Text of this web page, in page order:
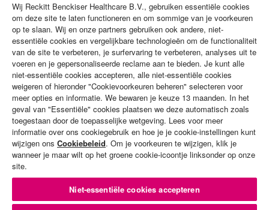
PRODUCTEN
DEMO'S
ALGEMENE VOORWAARDEN
PRIVACYBELEID
COOKIES-BELEID
SITEMAP
Wij Reckitt Benckiser Healthcare B.V., gebruiken essentiële cookies
om deze site te laten functioneren en om sommige van je voorkeuren
op te slaan. Wij en onze partners gebruiken ook andere, niet-
essentiële cookies en vergelijkbare technologieën om de functionaliteit
van de site te verbeteren, je surfervaring te verbeteren, analyses uit te
voeren en je gepersonaliseerde reclame aan te bieden. Je kunt alle
niet-essentiële cookies accepteren, alle niet-essentiële cookies
weigeren of hieronder "Cookievoorkeuren beheren" selecteren voor
meer opties en informatie. We bewaren je keuze 13 maanden. In het
geval van "Essentiële" cookies plaatsen we deze automatisch zoals
toegestaan door de toepasselijke wetgeving. Lees voor meer
informatie over ons cookiegebruik en hoe je je cookie-instellingen kunt
wijzigen ons Cookiebeleid. Om je voorkeuren te wijzigen, klik je
wanneer je maar wilt op het groene cookie-icoontje linksonder op onze
site.
Niet-essentiële cookies accepteren